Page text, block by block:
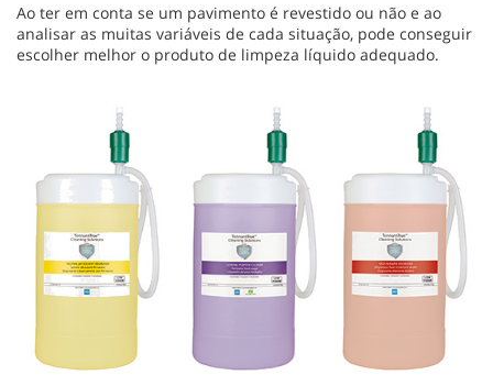
Ao ter em conta se um pavimento é revestido ou não e ao
analisar as muitas variáveis de cada situação, pode conseguir
escolher melhor o produto de limpeza líquido adequado.